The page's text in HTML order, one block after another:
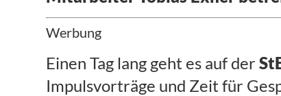
Werbung
Einen Tag lang geht es auf der
Impulsvorträge und Zeit für